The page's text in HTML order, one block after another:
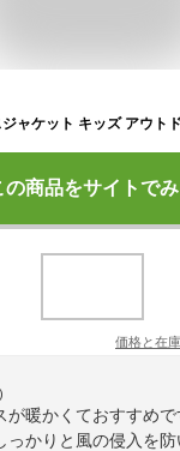
の商品をサイトで
価格と在
が暖かくておすすめ
かりと風の侵入を防